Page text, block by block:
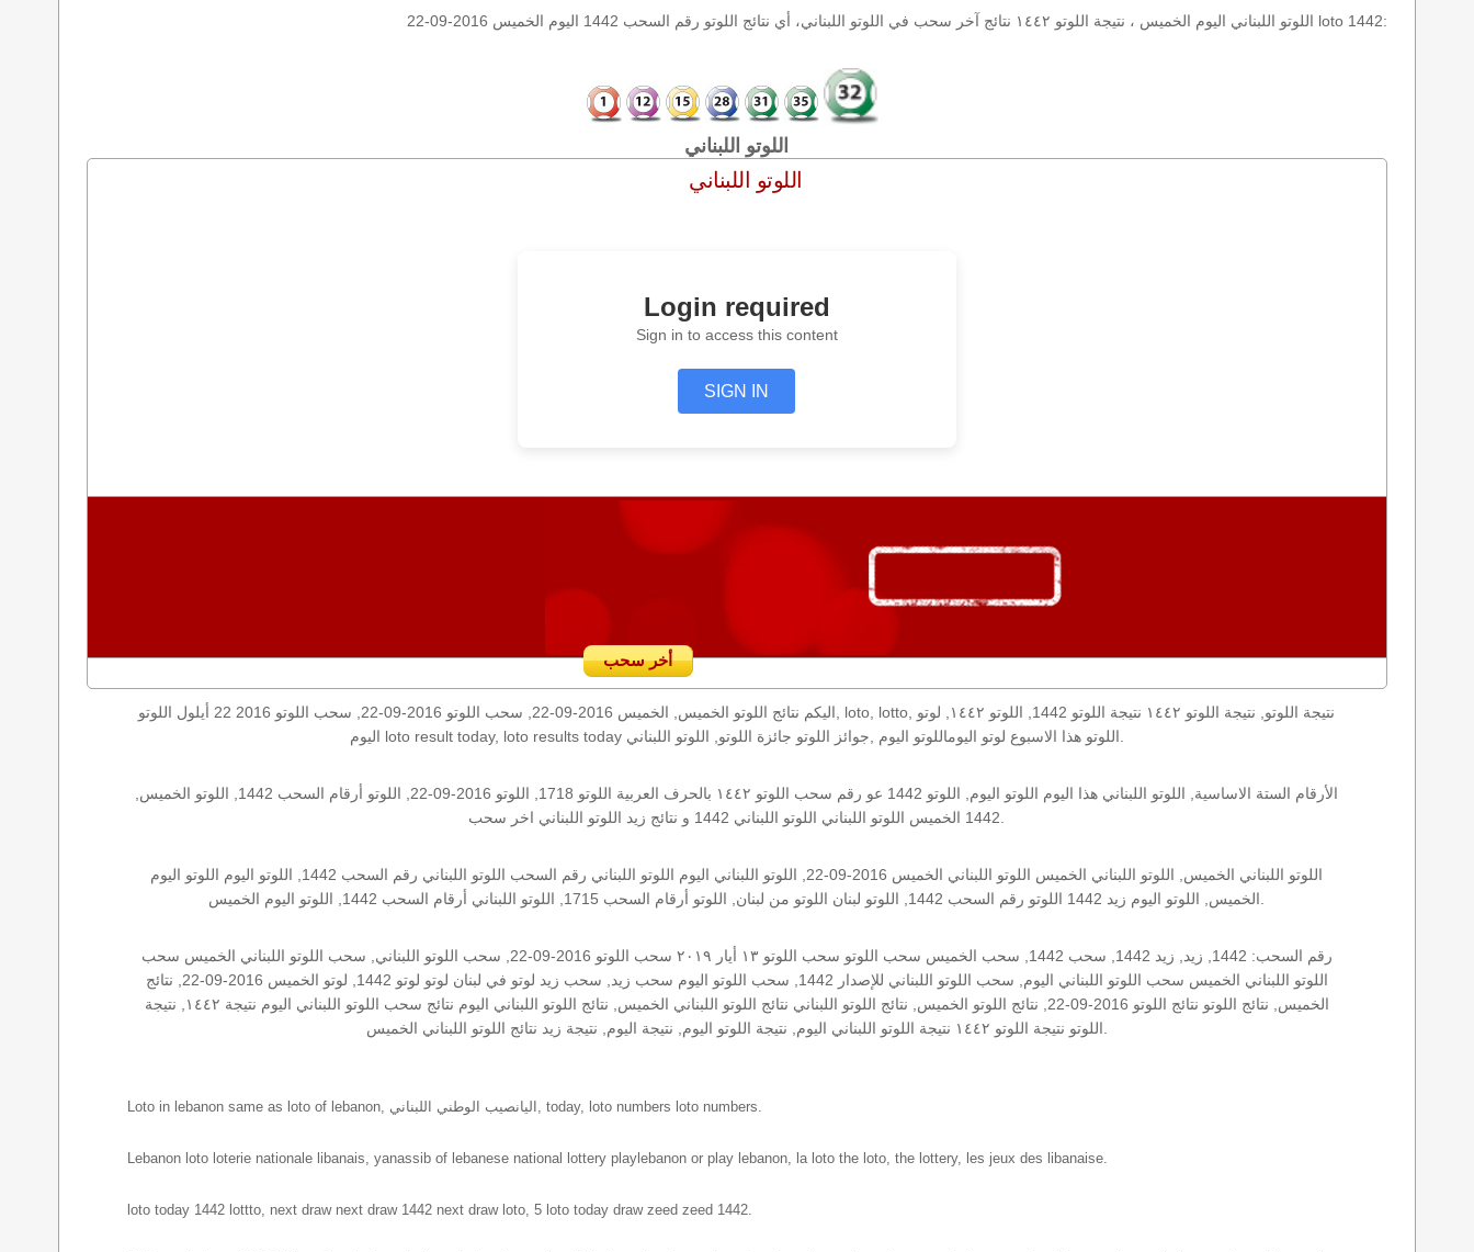
اللوتو اللبناني اليوم الخميس ، نتيجة اللوتو ١٤٤٢ نتائج آخر سحب في اللوتو اللبناني، أي نتائج اللوتو رقم السحب 1442 اليوم الخميس 2016-09-22 loto 1442:
اللوتو اللبناني
اللوتو اللبناني
Login required
Sign in to access this content
SIGN IN
أخر سحب
اليكم نتائج اللوتو الخميس, الخميس 2016-09-22, سحب اللوتو 2016-09-22, سحب اللوتو 2016 22 أيلول اللوتو, loto, lotto, نتيجة اللوتو, نتيجة اللوتو ١٤٤٢ نتيجة اللوتو 1442, اللوتو ١٤٤٢, لوتو
الأرقام الستة الاساسية, اللوتو اللبناني هذا اليوم اللوتو اليوم, اللوتو 1442 عو رقم سحب اللوتو ١٤٤٢ بالحرف العربية اللوتو 1718, اللوتو 2016-09-22, اللوتو أرقام السحب 1442, اللوتو الخميس,
اللوتو اللبناني الخميس, اللوتو اللبناني الخميس اللوتو اللبناني الخميس 2016-09-22, اللوتو اللبناني اليوم اللوتو اللبناني رقم السحب اللوتو اللبناني رقم السحب 1442, اللوتو اليوم اللوتو اليوم
رقم السحب: 1442, زيد, زيد 1442, سحب 1442, سحب الخميس سحب اللوتو سحب اللوتو ١٣ أيار ٢٠١٩ سحب اللوتو 2016-09-22, سحب اللوتو اللبناني, سحب اللوتو اللبناني الخميس سحب
اللوتو اللبناني الخميس سحب اللوتو اللبناني اليوم, سحب اللوتو اللبناني للإصدار 1442, سحب اللوتو اليوم سحب زيد, سحب زيد لوتو في لبنان لوتو لوتو 1442, لوتو الخميس 2016-09-22, نتائج
الخميس, نتائج اللوتو نتائج اللوتو 2016-09-22, نتائج اللوتو الخميس, نتائج اللوتو اللبناني نتائج اللوتو اللبناني الخميس, نتائج اللوتو اللبناني اليوم نتائج سحب اللوتو اللبناني اليوم نتيجة ١٤٤٢, نتيجة
Loto in lebanon same as loto of lebanon, اليانصيب الوطني اللبناني, today, loto numbers loto numbers.
Lebanon loto loterie nationale libanais, yanassib of lebanese national lottery playlebanon or play lebanon, la loto the loto, the lottery, les jeux des libanaise.
loto today 1442 lottto, next draw next draw 1442 next draw loto, 5 loto today draw zeed zeed 1442.